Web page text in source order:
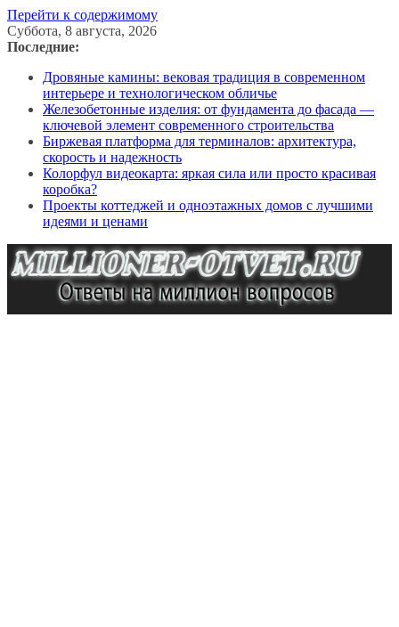
Перейти к содержимому
Суббота, 8 августа, 2026
Последние:
Дровяные камины: вековая традиция в современном
интерьере и технологическом обличье
Железобетонные изделия: от фундамента до фасада —
ключевой элемент современного строительства
Биржевая платформа для терминалов: архитектура,
скорость и надежность
Колорфул видеокарта: яркая сила или просто красивая
коробка?
Проекты коттеджей и одноэтажных домов с лучшими
идеями и ценами